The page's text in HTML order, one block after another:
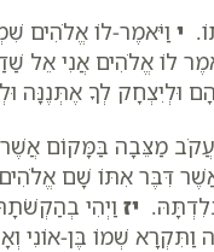
י וַיֹּאמֶר-לוֹ אֱלֹהִים
לוֹ אֱלֹהִים אֲנִי אֵל
וּלְיִצְחָק לְךָ אֶתְּנֶנָּה
מַצֵּבָה בַּמָּקוֹם
דִּבֶּר אִתּוֹ שָׁם
יז וַיְהִי
שְׁמוֹ בֶּן-אוֹנִי